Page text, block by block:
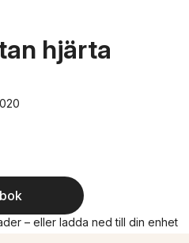
hjärta
antal röster:
– eller ladda ned till din enhet